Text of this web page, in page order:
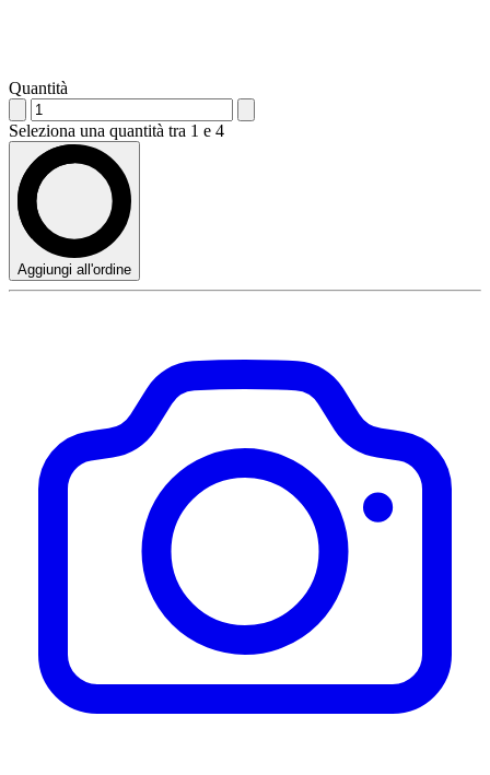
Quantità
Seleziona una quantità tra 1 e 4
Aggiungi all'ordine